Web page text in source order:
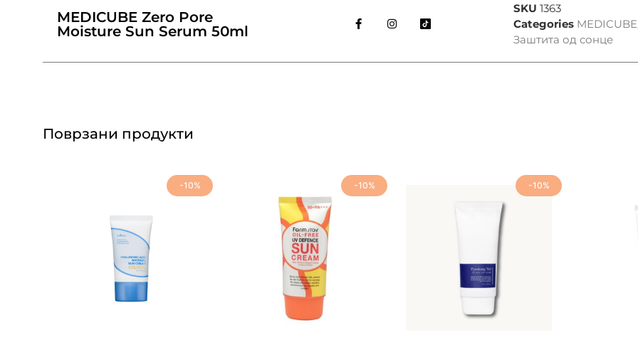
MEDICUBE Zero Pore
Moisture Sun Serum 50ml
SKU 1363
Categories MEDICUBE
Заштита од сонце
Поврзани продукти
-10% -10% -10%